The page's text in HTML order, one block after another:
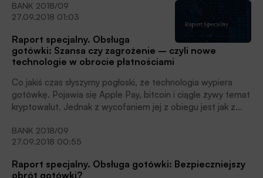
większym stopniu będą podmioty z branży cash-in-transit,
które sukcesywnie przejmują obowiązki w dziedzinie
BANK 2018/09
27.09.2018 01:03
Raport specjalny. Obsługa
gotówki: Szansa czy zagrożenie – czyli nowe
technologie w obrocie płatnościami
Co jakiś czas słyszymy pogłoski, że technologia wypiera
gotówkę. Pojawia się Apple Pay, bitcoin i ciągle żywy temat
kryptowalut. Jednak z wycofaniem jej z obiegu jest jak z
przesadzone. Znacznie ważniejsze jest skuteczne
wykorzystanie rozwiązań oferowanych przez nowe
czasach, kiedy szybcy jedzą wolnych”.
BANK 2018/09
27.09.2018 00:55
Raport specjalny. Obsługa gotówki: Bezpieczniejszy
obrót gotówki?